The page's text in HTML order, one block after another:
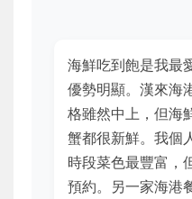
海鮮吃到飽是我最
優勢明顯。漢來海
格雖然中上，但海
蟹都很新鮮。我個
時段菜色最豐富，
預約。另一家海港